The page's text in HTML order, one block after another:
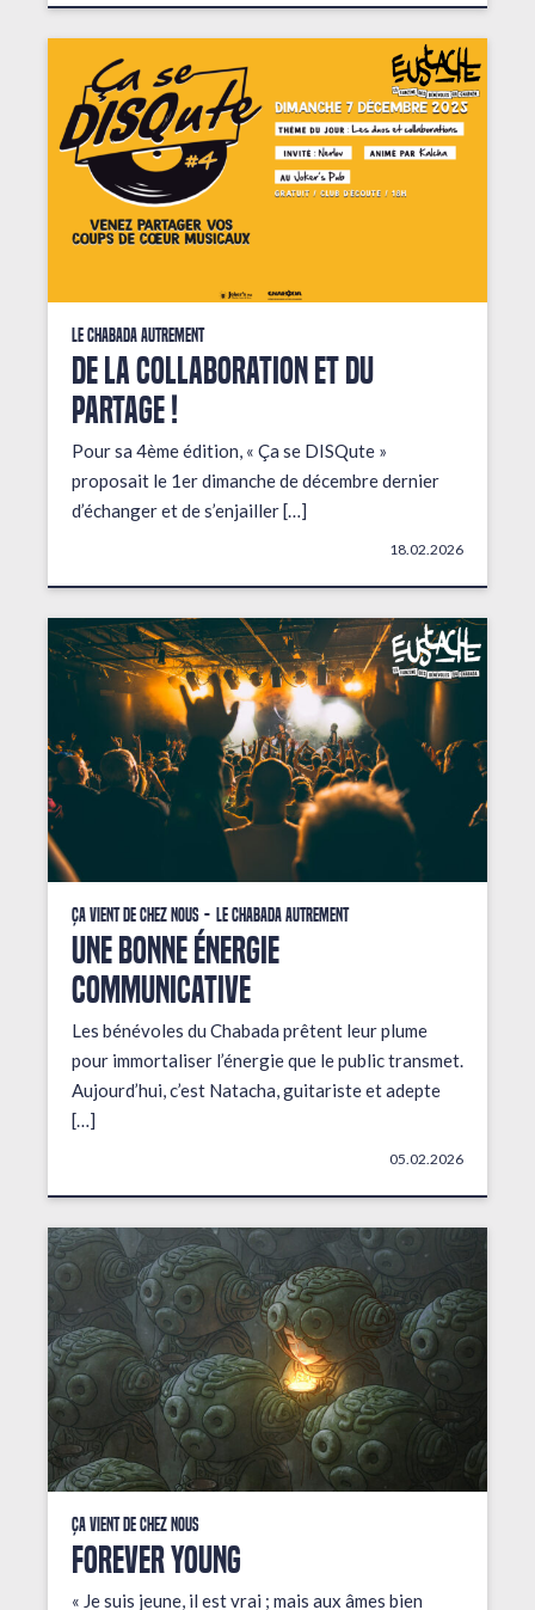
Le Chabada autrement
De la collaboration et du
partage !
Pour sa 4ème édition, « Ça se DISQute »
proposait le 1er dimanche de décembre dernier
d’échanger et de s’enjailler […]
18.02.2026
Ça vient de chez nous Le Chabada autrement
une bonne énergie
communicative
Les bénévoles du Chabada prêtent leur plume
pour immortaliser l’énergie que le public transmet.
Aujourd’hui, c’est Natacha, guitariste et adepte
[…]
05.02.2026
Ça vient de chez nous
FOREVER YOUNG
« Je suis jeune, il est vrai ; mais aux âmes bien